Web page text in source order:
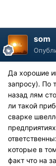
som
Да хорошие
запросу). По
назад лям
ли такой
сварке
которые в
факт что на